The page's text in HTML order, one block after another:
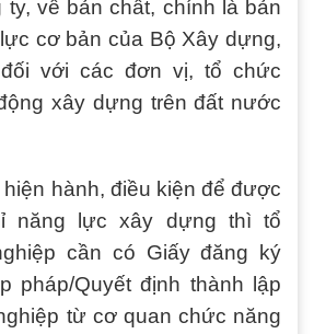
về bản chất, chính là bản
cơ bản của Bộ Xây dựng,
với các đơn vị, tổ chức
xây dựng trên đất nước
hành, điều kiện để được
năng lực xây dựng thì tổ
cần có Giấy đăng ký
pháp/Quyết định thành lập
từ cơ quan chức năng